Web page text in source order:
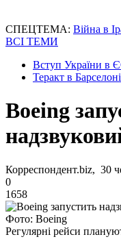
СПЕЦТЕМА: Війна в
ВСІ ТЕМИ
Вступ України в
Теракт в Барселоні
Boeing
Корреспондент.biz, 30
0
1658
Фото: Boeing
Регулярні рейси